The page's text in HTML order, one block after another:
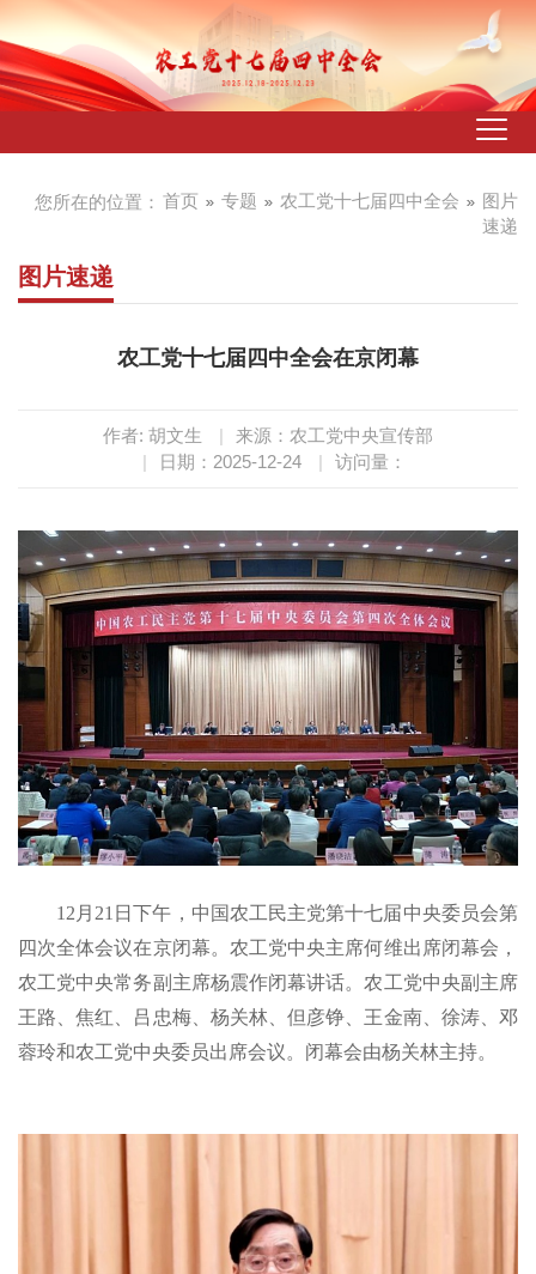
您所在的位置： 首页 专题 农工党十七届四中全会
图片
速递
图片速递
农工党十七届四中全会在京闭幕
作者: 胡文生 |
来源：农工党中央宣传部
|
日期：2025-12-24 | 访问量：
12月21日下午，中国农工民主党第十七届中央委员会第
四次全体会议在京闭幕。农工党中央主席何维出席闭幕会，
农工党中央常务副主席杨震作闭幕讲话。农工党中央副主席
王路、焦红、吕忠梅、杨关林、但彦铮、王金南、徐涛、邓
蓉玲和农工党中央委员出席会议。闭幕会由杨关林主持。